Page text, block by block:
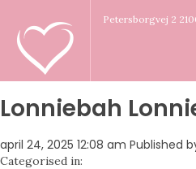
Petersborgvej 2
Lonniebah
april 24, 2025 12:08 am Published
Categorised in: